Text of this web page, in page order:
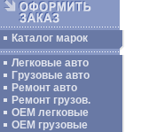
Каталог марок
Легковые авто
Грузовые авто
Ремонт авто
Ремонт грузов.
ОЕМ легковые
OEM грузовые